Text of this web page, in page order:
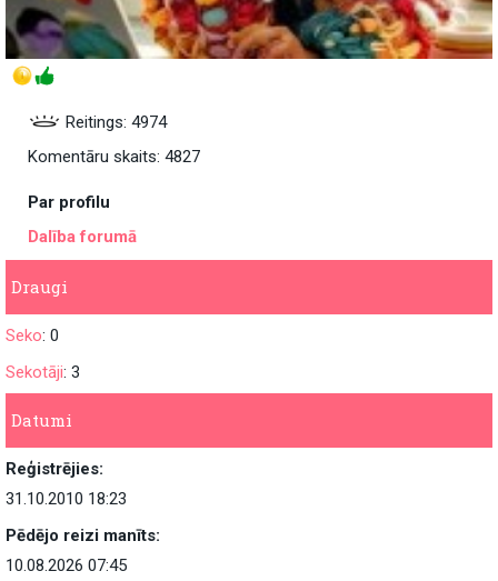
Reitings: 4974
Komentāru skaits: 4827
Par profilu
Dalība forumā
Draugi
Seko: 0
Sekotāji: 3
Datumi
Reģistrējies:
31.10.2010 18:23
Pēdējo reizi manīts:
10.08.2026 07:45